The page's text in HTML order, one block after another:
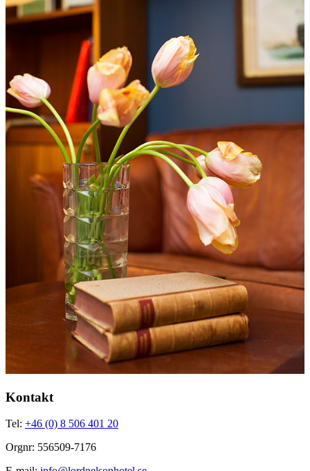
Kontakt
Tel: +46 (0) 8 506 401 20
Orgnr: 556509-7176